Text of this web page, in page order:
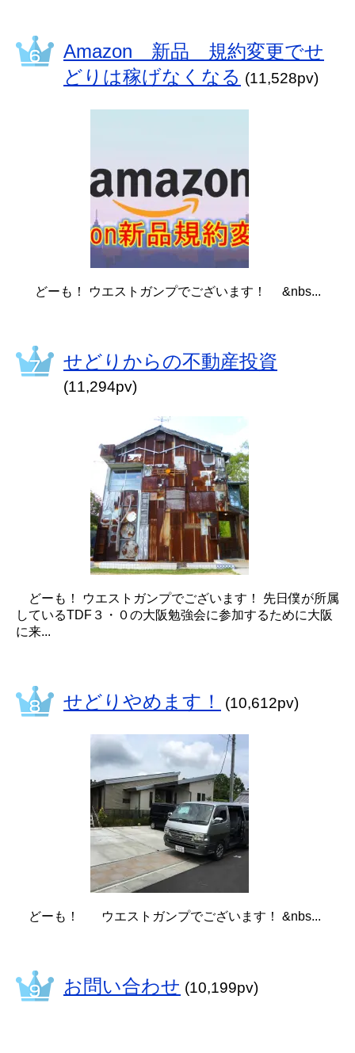
Amazon 新品 規約変更でせ
どりは稼げなくなる (11,528pv)
どーも！ ウエストガンプでございます！ &nbs...
せどりからの不動産投資
(11,294pv)
どーも！ ウエストガンプでございます！ 先日僕が所属
しているTDF３・０の大阪勉強会に参加するために大阪
に来...
せどりやめます！ (10,612pv)
どーも！ ウエストガンプでございます！ &nbs...
お問い合わせ (10,199pv)